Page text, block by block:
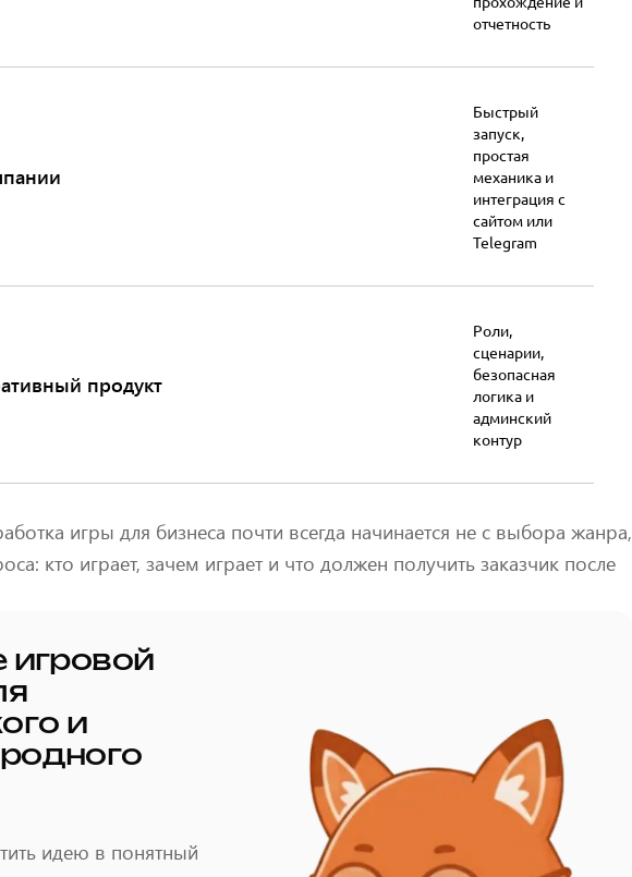
отчетность
Быстрый
запуск,
простая
механика и
интеграция с
сайтом или
Telegram
продукт
Роли,
сценарии,
безопасная
логика и
админский
контур
игры для бизнеса почти всегда начинается не с выбора жанра,
кто играет, зачем играет и что должен получить заказчик после
игровой
и
идею в понятный